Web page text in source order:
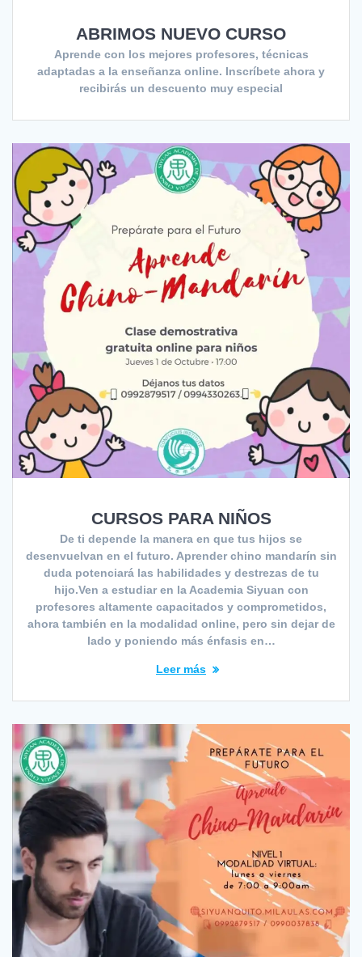
ABRIMOS NUEVO CURSO
Aprende con los mejores profesores, técnicas
adaptadas a la enseñanza online. Inscríbete ahora y
recibirás un descuento muy especial
CURSOS PARA NIÑOS
De ti depende la manera en que tus hijos se
desenvuelvan en el futuro. Aprender chino mandarín sin
duda potenciará las habilidades y destrezas de tu
hijo.Ven a estudiar en la Academia Siyuan con
profesores altamente capacitados y comprometidos,
ahora también en la modalidad online, pero sin dejar de
lado y poniendo más énfasis en…
Leer más